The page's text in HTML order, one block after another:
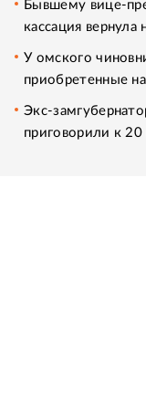
Бывшему вице-
кассация вернула
У омского
приобретенные
Экс-
приговорили к